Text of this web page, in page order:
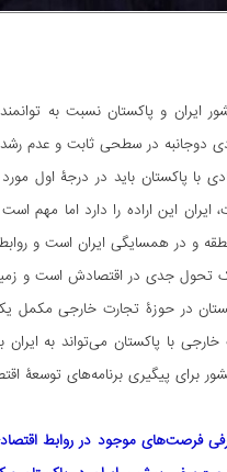
ایران و پاکستان نسبت به
دوجانبه در سطحی ثابت و عدم
با پاکستان باید در درجۀ اول
این اراده را دارد اما مهم
و در همسایگی ایران است و
تحول جدی در اقتصادش است و
در حوزۀ تجارت خارجی مکمل
با پاکستان می‌تواند به
برای پیگیری برنامه‌های توسعۀ
فرصت‌های موجود در روابط